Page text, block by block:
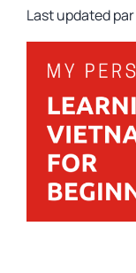
par